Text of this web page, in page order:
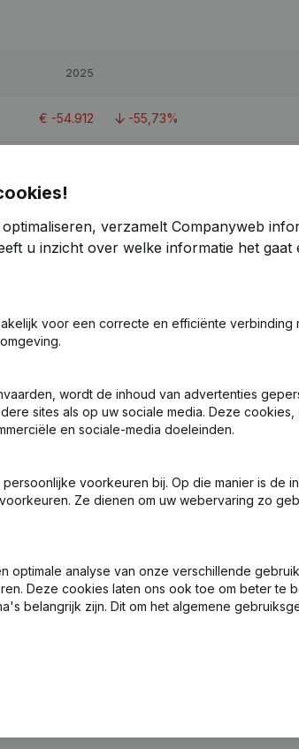
2025
€ -54.912 -55,73%
- Ontslagnemingen, Benoemingen(FR)
Zetel - Ontslagnemingen, Benoemingen
Coördinatie, Overige Wijzigingen,...)(FR)
(Nieuwe Rechtspersoon, Opening Bijkantoor,
verzamelt Companyweb
u inzicht over welke informatie het
voor een correcte en efficiënte verbinding
wordt de inhoud van advertenties
sites als op uw sociale media. Deze
en sociale-media doeleinden.
voorkeuren bij. Op die manier is de
Ze dienen om uw webervaring zo
optimale analyse van onze verschillende
Deze cookies laten ons ook toe om beter te
belangrijk zijn. Dit om het algemene